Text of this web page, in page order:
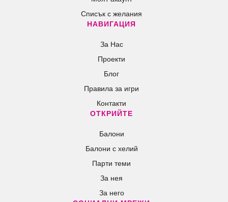
Списък с желания
НАВИГАЦИЯ
За Нас
Проекти
Блог
Правила за игри
Контакти
ОТКРИЙТЕ
Балони
Балони c хелий
Парти теми
За нея
За него